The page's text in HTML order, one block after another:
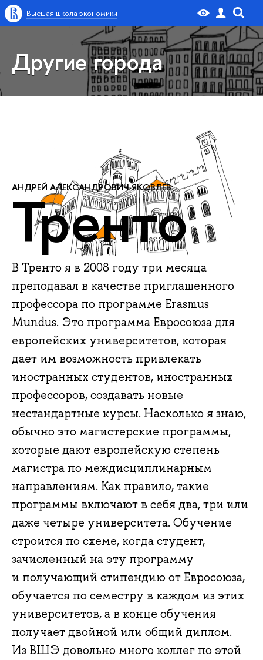
Высшая школа экономики
Другие города
АНДРЕЙ АЛЕКСАНДРОВИЧ ЯКОВЛЕВ:
Тренто
В Тренто я в 2008 году три месяца
преподавал в качестве приглашенного
профессора по программе Erasmus
Mundus. Это программа Евросоюза для
европейских университетов, которая
дает им возможность привлекать
иностранных студентов, иностранных
профессоров, создавать новые
нестандартные курсы. Насколько я знаю,
обычно это магистерские программы,
которые дают европейскую степень
магистра по междисциплинарным
направлениям. Как правило, такие
программы включают в себя два, три или
даже четыре университета. Обучение
строится по схеме, когда студент,
зачисленный на эту программу
и получающий стипендию от Евросоюза,
обучается по семестру в каждом из этих
университетов, а в конце обучения
получает двойной или общий диплом.
Из ВШЭ довольно много коллег по этой